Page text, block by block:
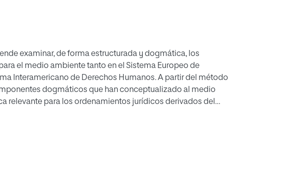
examinar, de forma estructurada y dogmática, los
el medio ambiente tanto en el Sistema Europeo de
Interamericano de Derechos Humanos. A partir del método
dogmáticos que han conceptualizado al medio
relevante para los ordenamientos jurídicos derivados del
la conceptualización tradicionalista del medio ambiente y sus
epistemológicas sobre el medio ambiente y la naturaleza
Todo ello nos va a permitir inferir que la protección
cada región, en observancia de sus peculiaridades.